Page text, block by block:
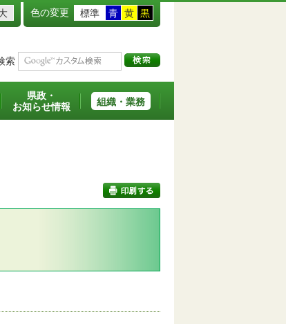
色の変更 標準 青 黄 黒
索
県政・
お知らせ情報
組織・業務